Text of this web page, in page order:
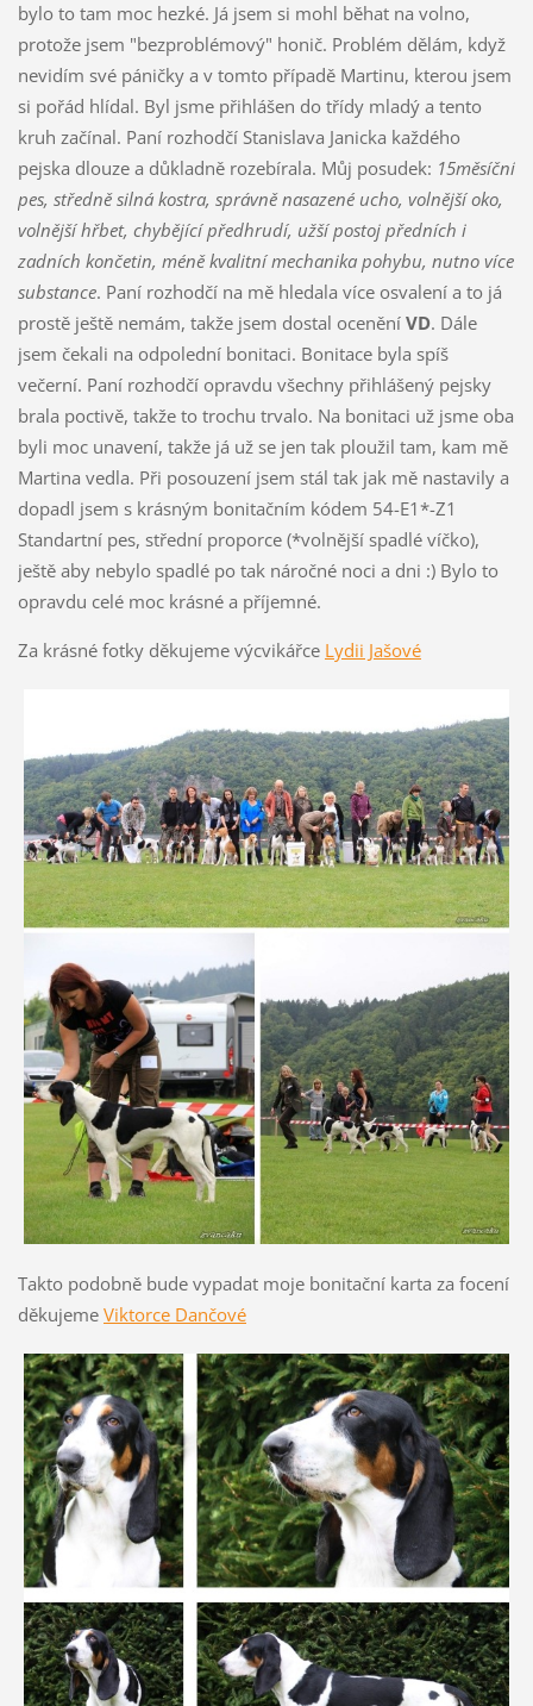
bylo to tam moc hezké. Já jsem si mohl běhat na volno,
protože jsem "bezproblémový" honič. Problém dělám, když
nevidím své páničky a v tomto případě Martinu, kterou jsem
si pořád hlídal. Byl jsme přihlášen do třídy mladý a tento
kruh začínal. Paní rozhodčí Stanislava Janicka každého
pejska dlouze a důkladně rozebírala. Můj posudek: 15měsíční
pes, středně silná kostra, správně nasazené ucho, volnější oko,
volnější hřbet, chybějící předhrudí, užší postoj předních i
zadních končetin, méně kvalitní mechanika pohybu, nutno více
substance. Paní rozhodčí na mě hledala více osvalení a to já
prostě ještě nemám, takže jsem dostal ocenění VD. Dále
jsem čekali na odpolední bonitaci. Bonitace byla spíš
večerní. Paní rozhodčí opravdu všechny přihlášený pejsky
brala poctivě, takže to trochu trvalo. Na bonitaci už jsme oba
byli moc unavení, takže já už se jen tak ploužil tam, kam mě
Martina vedla. Při posouzení jsem stál tak jak mě nastavily a
dopadl jsem s krásným bonitačním kódem 54-E1*-Z1
Standartní pes, střední proporce (*volnější spadlé víčko),
ještě aby nebylo spadlé po tak náročné noci a dni :) Bylo to
opravdu celé moc krásné a příjemné.
Za krásné fotky děkujeme výcvikářce Lydii Jašové
Takto podobně bude vypadat moje bonitační karta za focení
děkujeme Viktorce Dančové